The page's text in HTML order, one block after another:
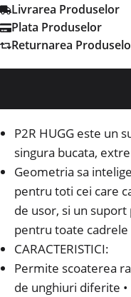
Livrarea Produselor
Plata Produselor
Returnarea
P2R HUGG este un
singura bucata,
Geometria sa
pentru toti cei care
de usor, si un
pentru toate cadrele
CARACTERISTICI:
Permite scoaterea
de unghiuri diferite •